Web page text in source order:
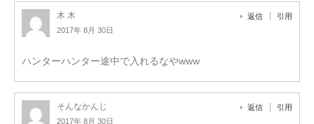
木 木
2017年 8月 30日
返信 引用
ハンターハンター途中で入れるなやwww
そんなかんじ
2017年 8月 30日
返信 引用